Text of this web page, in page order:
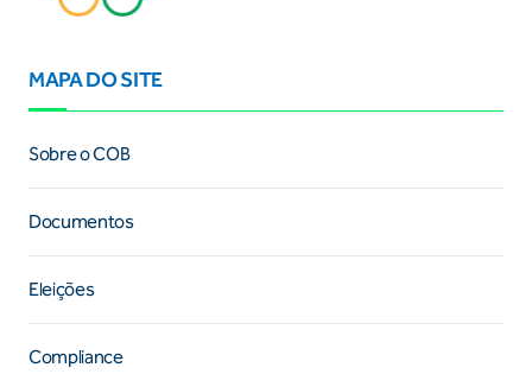
MAPA DO SITE
Sobre o COB
Documentos
Eleições
Compliance